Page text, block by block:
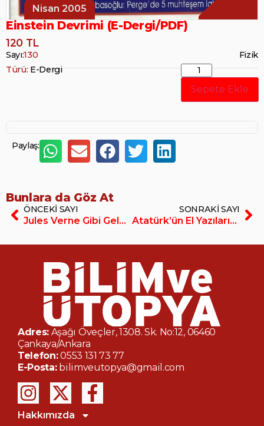
Nisan 2005
Einstein Devrimi (E-Dergi/PDF)
120 TL
Sayı:130
Fizik
Türü: E-Dergi
Sepete Ekle
Paylaş:
Bunlara da Göz At
ÖNCEKI SAYI
Jules Verne Gibi Geleceğe Bakmak (E-Dergi/PDF)
SONRAKI SAYI
Atatürk’ün El Yazılarıyla Timur Rönesansı (E-Dergi/PDF)
Adres: Aşağı Öveçler, 1308. Sk. No:12, 06460
Çankaya/Ankara
Telefon:0553 131 73 77
E-Posta: bilimveutopya@gmail.com
Hakkımızda